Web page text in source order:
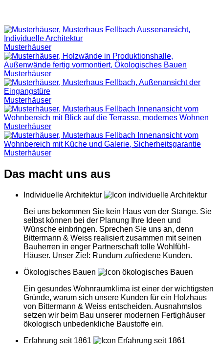
Musterhäuser
Musterhäuser
Musterhäuser
Musterhäuser
Musterhäuser
Das macht uns aus
Individuelle Architektur
Bei uns bekommen Sie kein Haus von der Stange. Sie
selbst können bei der Planung Ihre Ideen und
Wünsche einbringen. Sprechen Sie uns an, denn
Bittermann & Weiss realisiert zusammen mit seinen
Bauherren in enger Partnerschaft tolle Wohlfühl-
Häuser. Unser Ziel: Rundum zufriedene Kunden.
Ökologisches Bauen
Ein gesundes Wohnraumklima ist einer der wichtigsten
Gründe, warum sich unsere Kunden für ein Holzhaus
von Bittermann & Weiss entscheiden. Ausnahmslos
setzen wir beim Bau unserer modernen Fertighäuser
ökologisch unbedenkliche Baustoffe ein.
Erfahrung seit 1861